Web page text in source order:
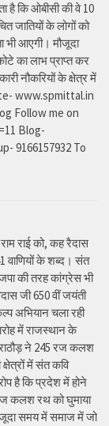
है कि ओबीसी की वे 10
जातियों के लोगों को
भी आएगी। मौजूदा
का लाभ प्राप्त कर
नौकरियों के क्षेत्र में
www.spmittal.in
Follow me on
Blog-
9166157932 To
राई को, कह रैदास
वाणियों के शब्द। संत
की तरह कांग्रेस भी
जी 650 वीं जयंती
अभियान चला रही
में राजस्थान के
ने 245 रज कलश
में संत कवि
है कि प्रदेश में होने
कलश रथ को घुमाया
समय में समाज में जो